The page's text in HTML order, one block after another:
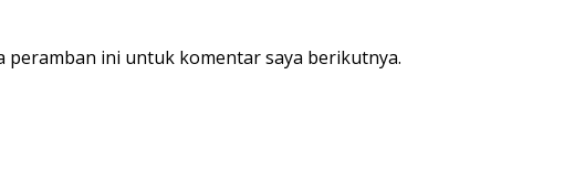
peramban ini untuk komentar saya berikutnya.